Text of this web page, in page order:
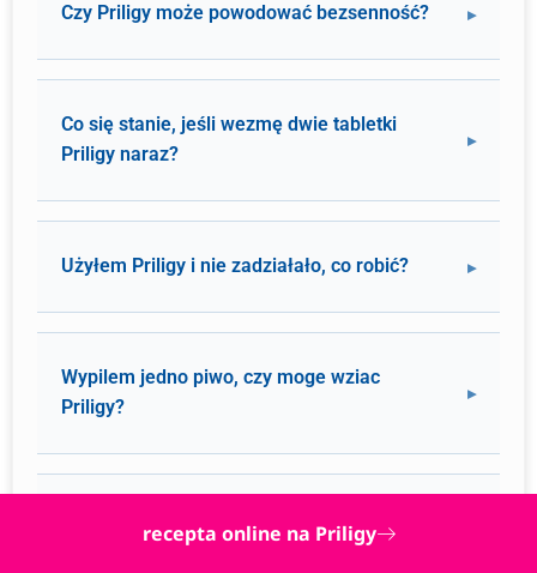
Czy Priligy może powodować bezsenność?
Co się stanie, jeśli wezmę dwie tabletki
Priligy naraz?
Użyłem Priligy i nie zadziałało, co robić?
Wypilem jedno piwo, czy moge wziac
Priligy?
recepta online na Priligy